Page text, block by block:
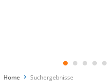
Home Suchergebnisse